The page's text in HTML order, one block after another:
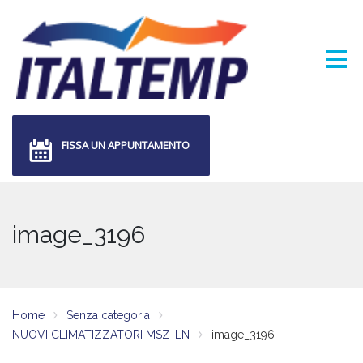
FISSA UN APPUNTAMENTO
image_3196
Home
Senza categoria
NUOVI CLIMATIZZATORI MSZ-LN
image_3196